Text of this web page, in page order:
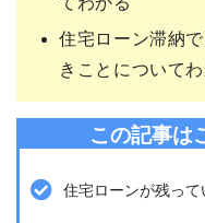
住宅ローン滞納
きことについて
この記事は
住宅ローンが残って